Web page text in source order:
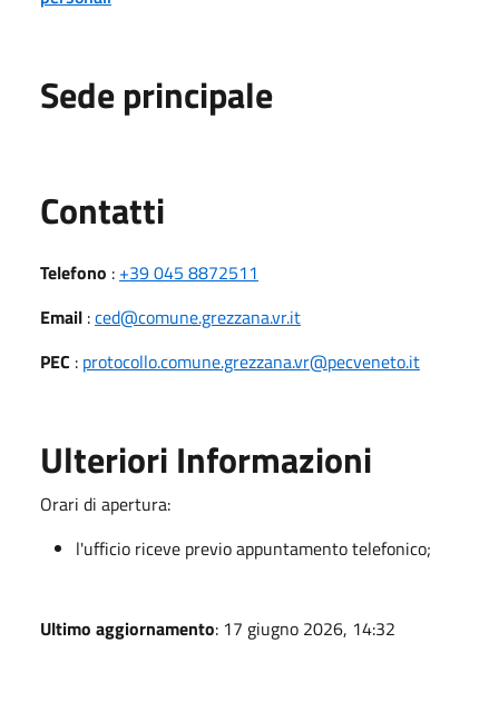
Sede principale
Contatti
Telefono : +39 045 8872511
Email :ced@comune.grezzana.vr.it
PEC : protocollo.comune.grezzana.vr@pecveneto.it
Ulteriori Informazioni
Orari di apertura:
l'ufficio riceve previo appuntamento telefonico;
Ultimo aggiornamento: 17 giugno 2026, 14:32